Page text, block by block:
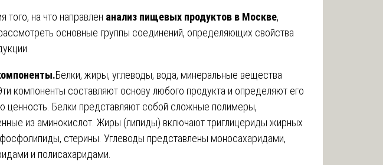
того, на что направлен анализ пищевых продуктов в Москве,
основные группы соединений, определяющих свойства
Белки, жиры, углеводы, вода, минеральные вещества
компоненты составляют основу любого продукта и определяют его
ценность. Белки представляют собой сложные полимеры,
из аминокислот. Жиры (липиды) включают триглицериды жирных
стерины. Углеводы представлены моносахаридами,
и полисахаридами.